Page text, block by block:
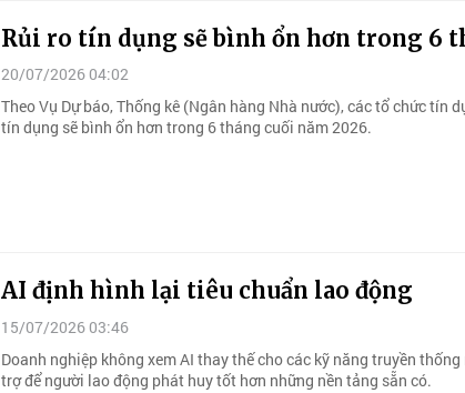
Rủi ro tín dụng sẽ bình ổn hơn trong 6
20/07/2026 04:02
Theo Vụ Dự báo, Thống kê (Ngân hàng Nhà nước), các tổ chức tín
tín dụng sẽ bình ổn hơn trong 6 tháng cuối năm 2026.
AI định hình lại tiêu chuẩn lao động
15/07/2026 03:46
Doanh nghiệp không xem AI thay thế cho các kỹ năng truyền
trợ để người lao động phát huy tốt hơn những nền tảng sẵn có.